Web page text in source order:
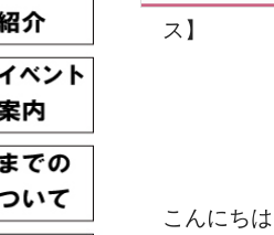
ス】
こんにち